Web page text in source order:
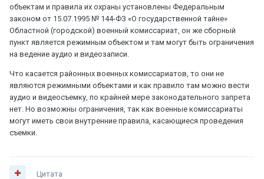
объектам и правила их охраны установлены Федеральным
законом от 15.07.1995 № 144-ФЗ «О государственной тайне»
Областной (городской) военный комиссариат, он же сборный
пункт является режимным объектом и там могут быть ограничения
на ведение аудио и видеозаписи.
Что касается районных военных комиссариатов, то они не
являются режимными объектами и как правило там можно вести
аудио и видеосъемку, по крайней мере законодательного запрета
нет. Но возможны ограничения, так как военные комиссариаты
могут иметь свои внутренние правила, касающиеся проведения
съемки.
Цитата